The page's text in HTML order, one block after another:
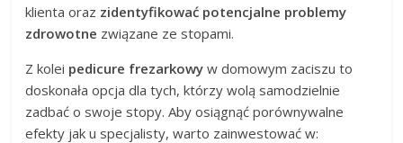
klienta oraz zidentyfikować potencjalne problemy
zdrowotne związane ze stopami.
Z kolei pedicure frezarkowy w domowym zaciszu to
doskonała opcja dla tych, którzy wolą samodzielnie
zadbać o swoje stopy. Aby osiągnąć porównywalne
efekty jak u specjalisty, warto zainwestować w: